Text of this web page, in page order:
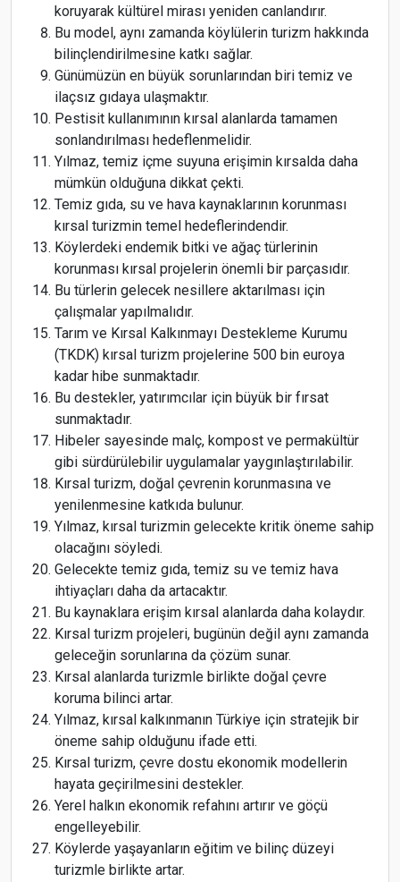
koruyarak kültürel mirası yeniden canlandırır.
Bu model, aynı zamanda köylülerin turizm hakkında
bilinçlendirilmesine katkı sağlar.
Günümüzün en büyük sorunlarından biri temiz ve
ilaçsız gıdaya ulaşmaktır.
Pestisit kullanımının kırsal alanlarda tamamen
sonlandırılması hedeflenmelidir.
Yılmaz, temiz içme suyuna erişimin kırsalda daha
mümkün olduğuna dikkat çekti.
Temiz gıda, su ve hava kaynaklarının korunması
kırsal turizmin temel hedeflerindendir.
Köylerdeki endemik bitki ve ağaç türlerinin
korunması kırsal projelerin önemli bir parçasıdır.
Bu türlerin gelecek nesillere aktarılması için
çalışmalar yapılmalıdır.
Tarım ve Kırsal Kalkınmayı Destekleme Kurumu
(TKDK) kırsal turizm projelerine 500 bin euroya
kadar hibe sunmaktadır.
Bu destekler, yatırımcılar için büyük bir fırsat
sunmaktadır.
Hibeler sayesinde malç, kompost ve permakültür
gibi sürdürülebilir uygulamalar yaygınlaştırılabilir.
Kırsal turizm, doğal çevrenin korunmasına ve
yenilenmesine katkıda bulunur.
Yılmaz, kırsal turizmin gelecekte kritik öneme sahip
olacağını söyledi.
Gelecekte temiz gıda, temiz su ve temiz hava
ihtiyaçları daha da artacaktır.
Bu kaynaklara erişim kırsal alanlarda daha kolaydır.
Kırsal turizm projeleri, bugünün değil aynı zamanda
geleceğin sorunlarına da çözüm sunar.
Kırsal alanlarda turizmle birlikte doğal çevre
koruma bilinci artar.
Yılmaz, kırsal kalkınmanın Türkiye için stratejik bir
öneme sahip olduğunu ifade etti.
Kırsal turizm, çevre dostu ekonomik modellerin
hayata geçirilmesini destekler.
Yerel halkın ekonomik refahını artırır ve göçü
engelleyebilir.
Köylerde yaşayanların eğitim ve bilinç düzeyi
turizmle birlikte artar.